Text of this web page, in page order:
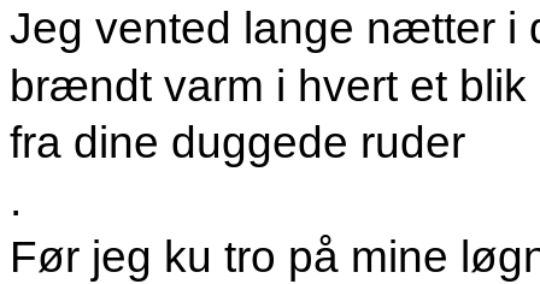
Jeg vented lange nætter i
brændt varm i hvert et blik
fra dine duggede ruder
.
Før jeg ku tro på mine